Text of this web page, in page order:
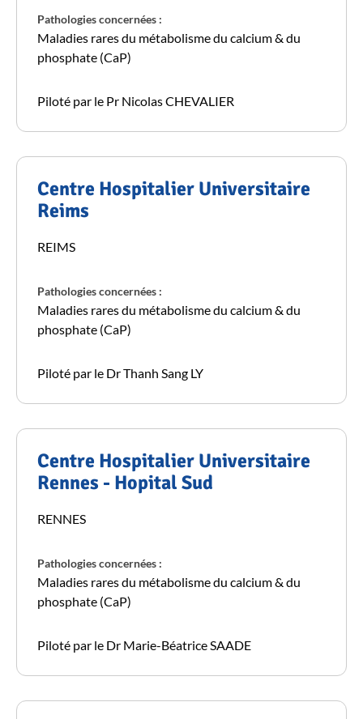
Pathologies concernées :
Maladies rares du métabolisme du calcium & du
phosphate (CaP)
Piloté par le Pr Nicolas CHEVALIER
Centre Hospitalier Universitaire
Reims
REIMS
Pathologies concernées :
Maladies rares du métabolisme du calcium & du
phosphate (CaP)
Piloté par le Dr Thanh Sang LY
Centre Hospitalier Universitaire
Rennes - Hopital Sud
RENNES
Pathologies concernées :
Maladies rares du métabolisme du calcium & du
phosphate (CaP)
Piloté par le Dr Marie-Béatrice SAADE